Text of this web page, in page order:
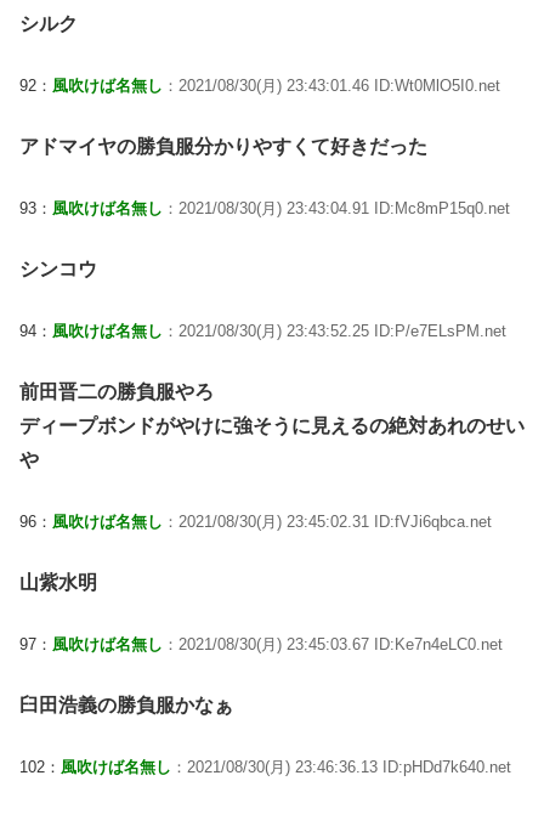
シルク
92： 風吹けば名無し ：2021/08/30(月) 23:43:01.46 ID:Wt0MlO5I0.net
アドマイヤの勝負服分かりやすくて好きだった
93： 風吹けば名無し ：2021/08/30(月) 23:43:04.91 ID:Mc8mP15q0.net
シンコウ
94： 風吹けば名無し ：2021/08/30(月) 23:43:52.25 ID:P/e7ELsPM.net
前田晋二の勝負服やろ
ディープボンドがやけに強そうに見えるの絶対あれのせい
や
96： 風吹けば名無し ：2021/08/30(月) 23:45:02.31 ID:fVJi6qbca.net
山紫水明
97： 風吹けば名無し ：2021/08/30(月) 23:45:03.67 ID:Ke7n4eLC0.net
臼田浩義の勝負服かなぁ
102： 風吹けば名無し ：2021/08/30(月) 23:46:36.13 ID:pHDd7k640.net